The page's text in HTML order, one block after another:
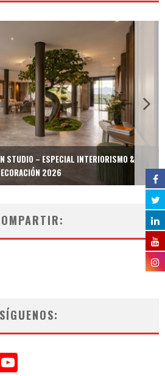
STUDIO – ESPECIAL INTERIORISMO &
2026
SÍGUENOS: